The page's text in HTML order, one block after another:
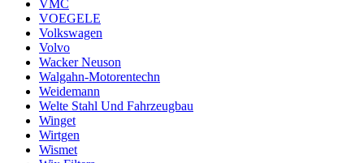
VMC
VOEGELE
Volkswagen
Volvo
Wacker Neuson
Walgahn-Motorentechn
Weidemann
Welte Stahl Und Fahrzeugbau
Winget
Wirtgen
Wismet